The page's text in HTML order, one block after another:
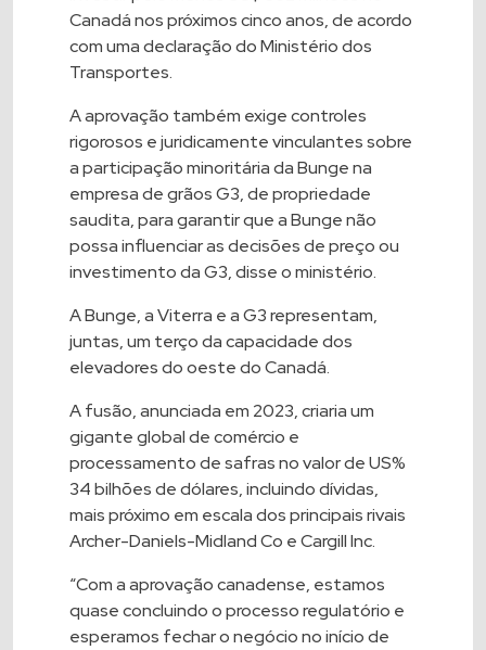
Canadá nos próximos cinco anos, de acordo
com uma declaração do Ministério dos
Transportes.
A aprovação também exige controles
rigorosos e juridicamente vinculantes sobre
a participação minoritária da Bunge na
empresa de grãos G3, de propriedade
saudita, para garantir que a Bunge não
possa influenciar as decisões de preço ou
investimento da G3, disse o ministério.
A Bunge, a Viterra e a G3 representam,
juntas, um terço da capacidade dos
elevadores do oeste do Canadá.
A fusão, anunciada em 2023, criaria um
gigante global de comércio e
processamento de safras no valor de US%
34 bilhões de dólares, incluindo dívidas,
mais próximo em escala dos principais rivais
Archer-Daniels-Midland Co e Cargill Inc.
“Com a aprovação canadense, estamos
quase concluindo o processo regulatório e
esperamos fechar o negócio no início de